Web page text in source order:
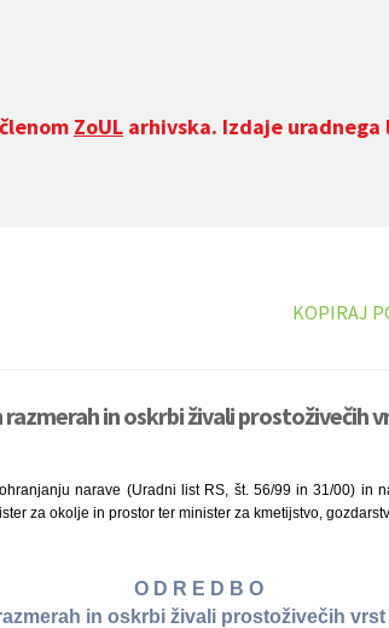
ZoUL arhivska. Izdaje
KOPIRAJ
razmerah in oskrbi živali prostoživečih
narave (Uradni list RS, št. 56/99 in 31/00) in
za okolje in prostor ter minister za kmetijstvo,
O D R E D B O
in oskrbi živali prostoživečih